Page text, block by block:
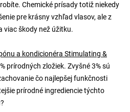
Chemické prísady totiž niekedy
pre krásny vzhľad vlasov, ale z
viac škody než úžitku.
a kondicionéra Stimulating &
prírodných zložiek. Zvyšné 3% sú
čo najlepšej funkčnosti
prírodné ingrediencie týchto